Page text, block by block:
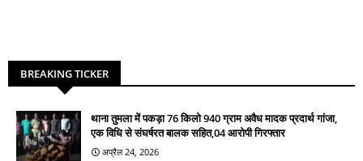
BREAKING TICKER
थाना तुमला में पकड़ा 76 किलो 940 ग्राम अवैध मादक प्रदार्थ गांजा,
एक विधि से संघर्षरत बालक सहित,04 आरोपी गिरफ्तार
अप्रैल 24, 2026